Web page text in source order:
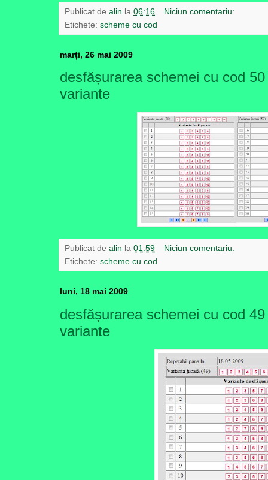
Publicat de alin la 06:16
Niciun comentariu:
Etichete: scheme cu cod
marți, 26 mai 2009
desfășurarea schemei cu cod
variante
Publicat de alin la 01:59
Niciun comentariu:
Etichete: scheme cu cod
luni, 18 mai 2009
desfășurarea schemei cu cod
variante